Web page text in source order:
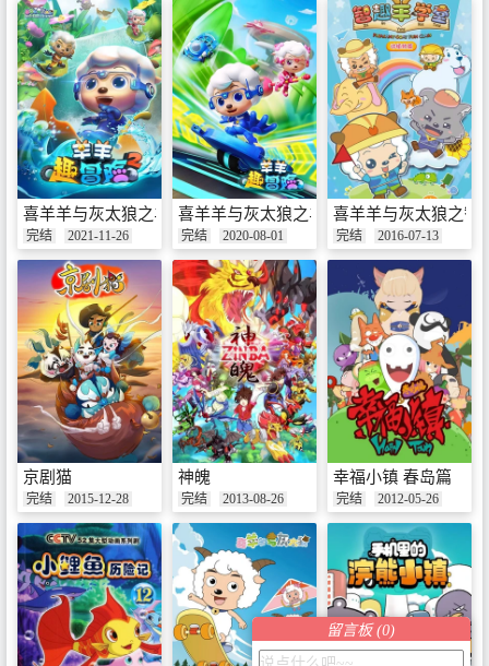
喜羊羊与灰太狼之羊羊趣冒险 第二季
完结 2021-11-26
喜羊羊与灰太狼之羊羊趣冒险
完结 2020-08-01
喜羊羊与灰太狼之智
完结 2016-07-13
京剧猫
完结 2015-12-28
神魄
完结 2013-08-26
幸福小镇 春岛篇
完结 2012-05-26
留言板 (0)